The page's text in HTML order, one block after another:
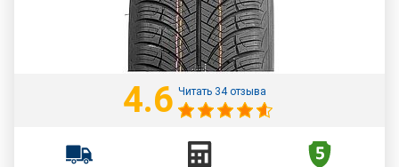
4.6 Читать 34 отзыва